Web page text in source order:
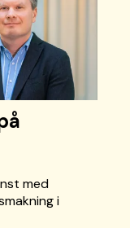
med
i